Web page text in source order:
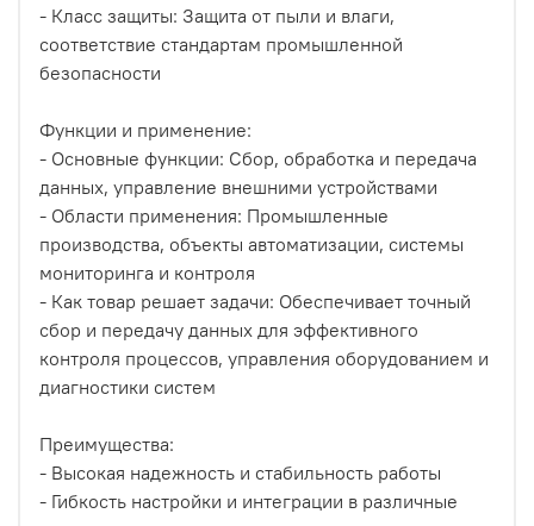
- Класс защиты: Защита от пыли и влаги,
соответствие стандартам промышленной
безопасности
Функции и применение:
- Основные функции: Сбор, обработка и передача
данных, управление внешними устройствами
- Области применения: Промышленные
производства, объекты автоматизации, системы
мониторинга и контроля
- Как товар решает задачи: Обеспечивает точный
сбор и передачу данных для эффективного
контроля процессов, управления оборудованием и
диагностики систем
Преимущества:
- Высокая надежность и стабильность работы
- Гибкость настройки и интеграции в различные